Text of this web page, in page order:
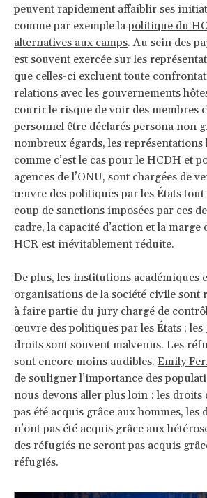
peuvent rapidement affaiblir ses
comme par exemple lapolitique du
alternatives aux camps. Au sein des
est souvent exercée sur les
que celles-ci excluent toute
relations avec les gouvernements
courir le risque de voir des membres
personnel être déclarés persona non
nombreux égards, les représentations
comme c’est le cas pour le HCDH et
agences de l’ONU, sont chargées de
œuvre des politiques par les États tout
coup de sanctions imposées par ces
cadre, la capacité d’action et la
HCR est inévitablement réduite.
De plus, les institutions académiques
organisations de la société civile sont
à faire partie du jury chargé de
œuvre des politiques par les États ; les
droits sont souvent malvenus. Les
sont encore moins audibles. Emily
de souligner l’importance des
nous devons aller plus loin : les droits
pas été acquis grâce aux hommes, les
n’ont pas été acquis grâce aux
des réfugiés ne seront pas acquis
réfugiés.